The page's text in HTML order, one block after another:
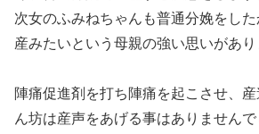
次女のふみねちゃんも普通分娩をし
産みたいという母親の強い思いがあり
陣痛促進剤を打ち陣痛を起こさせ、
ん坊は産声をあげる事はありません